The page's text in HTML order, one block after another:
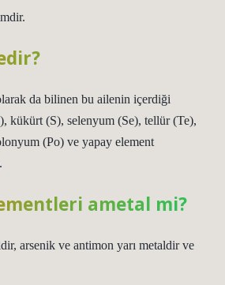
da bilinen bu ailenin içerdiği
kükürt (S), selenyum (Se), tellür (Te),
(Po) ve yapay element
ametal mi?
arsenik ve antimon yarı metaldir ve